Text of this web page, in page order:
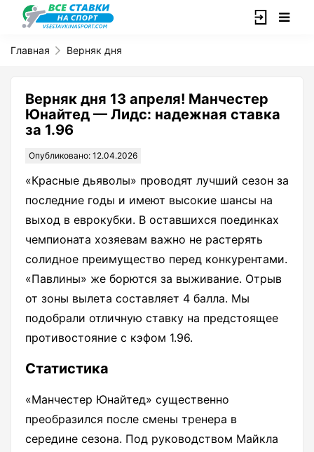
Главная Верняк дня
Верняк дня 13 апреля! Манчестер
Юнайтед — Лидс: надежная ставка
за 1.96
Опубликовано: 12.04.2026
«Красные дьяволы» проводят лучший сезон за
последние годы и имеют высокие шансы на
выход в еврокубки. В оставшихся поединках
чемпионата хозяевам важно не растерять
солидное преимущество перед конкурентами.
«Павлины» же борются за выживание. Отрыв
от зоны вылета составляет 4 балла. Мы
подобрали отличную ставку на предстоящее
противостояние с кэфом 1.96.
Статистика
«Манчестер Юнайтед» существенно
преобразился после смены тренера в
середине сезона. Под руководством Майкла